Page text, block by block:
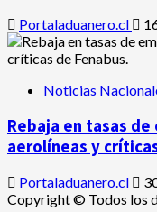
Portaladuanero.cl
Noticias
Rebaja en tasas
aerolíneas y
Portaladuanero.cl
Copyright © Todos los